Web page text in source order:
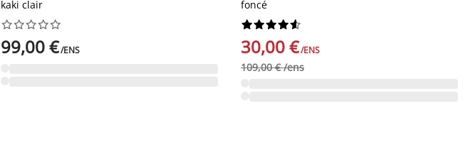
kaki clair






99,00 €/ENS
foncé






30,00 €/ENS
109,00 € /ens